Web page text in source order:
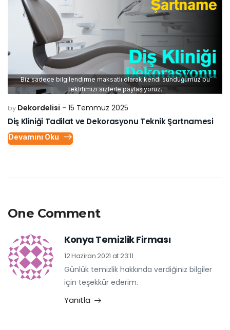
Biz sadece bilgilendirme maksatlı olarak kendi sunduğumuz bu
teklifimizi sizlerle paylaşıyoruz.
by Dekordelisi 15 Temmuz 2025
Diş Kliniği Tadilat ve Dekorasyonu Teknik Şartnamesi
Devamını Oku
One Comment
Konya Temizlik Firması
12 Haziran 2021 at 23:11
Günlük temizlik hakkında verdiğiniz bilgiler
için teşekkür ederim.
Yanıtla